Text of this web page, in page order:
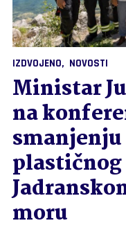
IZDVOJENO NOVOSTI
Ministar
na
plastičnog
moru